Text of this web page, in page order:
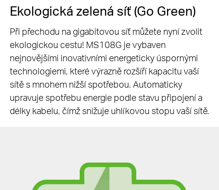
Ekologická zelená síť (Go Green)
Při přechodu na gigabitovou síť můžete nyní zvolit
ekologickou cestu! MS108G je vybaven
nejnovějšími inovativními energeticky úspornými
technologiemi, které výrazně rozšíří kapacitu vaší
sítě s mnohem nižší spotřebou. Automaticky
upravuje spotřebu energie podle stavu připojení a
délky kabelu, čímž snižuje uhlíkovou stopu vaší sítě.